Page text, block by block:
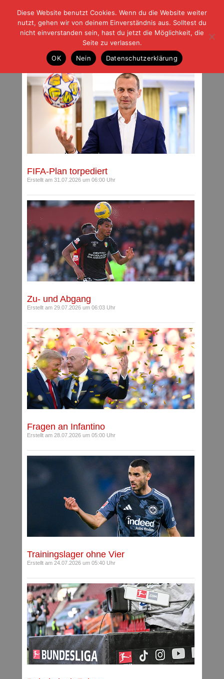
| | |BLOG-GFußball und der Rest
HOME|REGELN|IMPRESSUM |DATENSCHUTZ
Archiv für Juli 2026
FIFA-Plan torpediert
Erstellt am 31.07.2026 um 06:00 Uhr
Zu- und Abgang
Erstellt am 29.07.2026 um 06:03 Uhr
Fragen an Infantino
Erstellt am 28.07.2026 um 05:00 Uhr
Trainingslager ohne Vier
Erstellt am 24.07.2026 um 05:40 Uhr
Diese Website benutzt Cookies. Wenn du die Website weiter
nutzt, gehen wir von deinem Einverständnis aus. Solltest du
nicht einverstanden sein, hast du jetzt die Möglichkeit, die
Seite zu verlassen.
OK
Nein Datenschutzerklärung